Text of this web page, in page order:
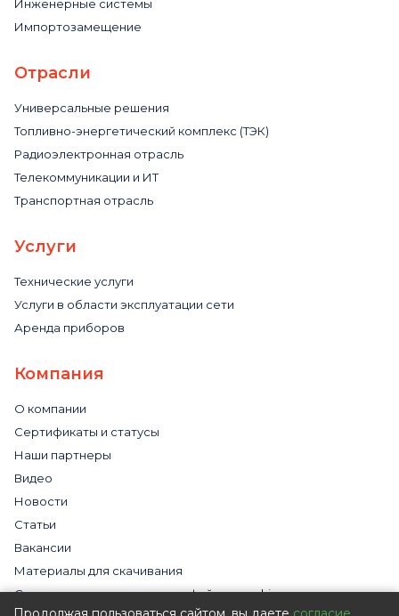
Инженерные системы
Импортозамещение
Отрасли
Универсальные решения
Топливно-энергетический комплекс (ТЭК)
Радиоэлектронная отрасль
Телекоммуникации и ИТ
Транспортная отрасль
Услуги
Технические услуги
Услуги в области эксплуатации сети
Аренда приборов
Компания
О компании
Сертификаты и статусы
Наши партнеры
Видео
Новости
Статьи
Вакансии
Материалы для скачивания
Cогласие на использование файлов cookies